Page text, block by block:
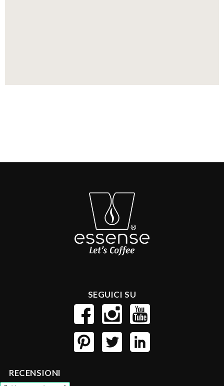
SEGUICI SU
RECENSIONI